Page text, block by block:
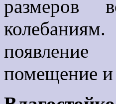
размеров
помещение и